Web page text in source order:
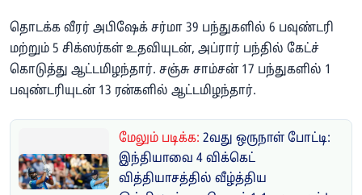
தொடக்க வீரர் அபிஷேக் சர்மா 39 பந்துகளில் 6 பவுண்டரி
மற்றும் 5 சிக்ஸர்கள் உதவியுடன், அப்ரார் பந்தில் கேட்ச்
கொடுத்து ஆட்டமிழந்தார். சஞ்சு சாம்சன் 17 பந்துகளில் 1
பவுண்டரியுடன் 13 ரன்களில் ஆட்டமிழந்தார்.
மேலும் படிக்க: 2வது ஒருநாள் போட்டி:
இந்தியாவை 4 விக்கெட்
வித்தியாசத்தில் வீழ்த்திய